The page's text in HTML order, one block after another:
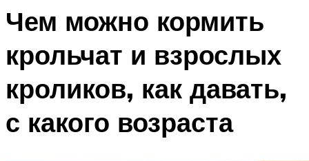
Чем можно кормить
крольчат и взрослых
кроликов, как давать,
с какого возраста